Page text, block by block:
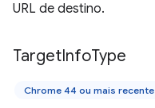
URL de destino.
TargetInfoType
Chrome 44 ou mais recente